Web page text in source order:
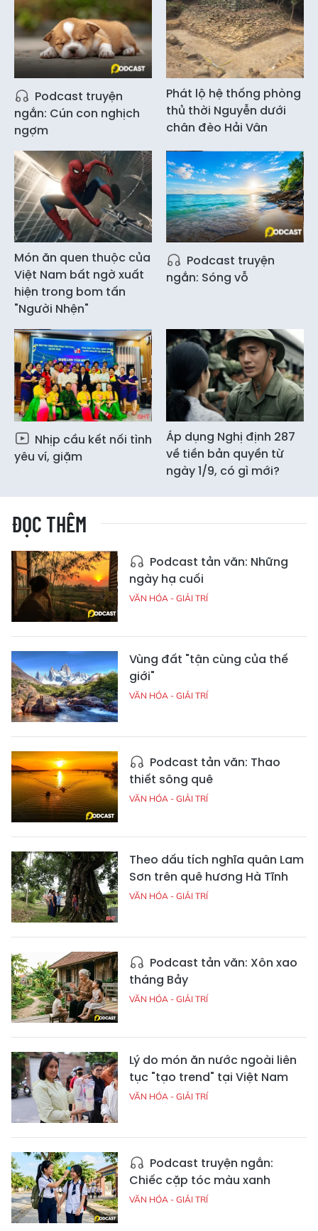
Podcast truyện
ngắn: Cún con nghịch
ngợm
Phát lộ hệ thống phòng
thủ thời Nguyễn dưới
chân đèo Hải Vân
Món ăn quen thuộc của
Việt Nam bất ngờ xuất
hiện trong bom tấn
"Người Nhện"
Podcast truyện
ngắn: Sóng vỗ
Nhịp cầu kết nối tình
yêu ví, giặm
Áp dụng Nghị định 287
về tiền bản quyền từ
ngày 1/9, có gì mới?
ĐỌC THÊM
Podcast tản văn: Những
ngày hạ cuối
VĂN HÓA - GIẢI TRÍ
Vùng đất "tận cùng của thế
giới"
VĂN HÓA - GIẢI TRÍ
Podcast tản văn: Thao
thiết sông quê
VĂN HÓA - GIẢI TRÍ
Theo dấu tích nghĩa quân Lam
Sơn trên quê hương Hà Tĩnh
VĂN HÓA - GIẢI TRÍ
Podcast tản văn: Xôn xao
tháng Bảy
VĂN HÓA - GIẢI TRÍ
Lý do món ăn nước ngoài liên
tục "tạo trend" tại Việt Nam
VĂN HÓA - GIẢI TRÍ
Podcast truyện ngắn:
Chiếc cặp tóc màu xanh
VĂN HÓA - GIẢI TRÍ